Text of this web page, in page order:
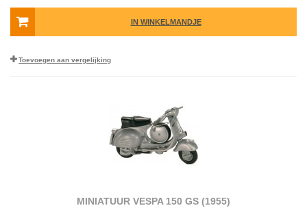
IN WINKELMANDJE
Toevoegen aan vergelijking
MINIATUUR VESPA 150 GS (1955)